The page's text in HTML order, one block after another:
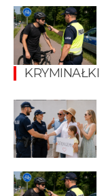
KRYMINAŁKI